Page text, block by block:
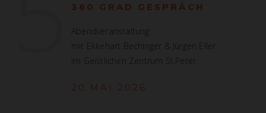
360 GRAD GESPRÄCH
Abendveranstaltung
mit Ekkehart Bechinger & Jürgen Eller
im Geistlichen Zentrum St.Peter
20.MAI 2026